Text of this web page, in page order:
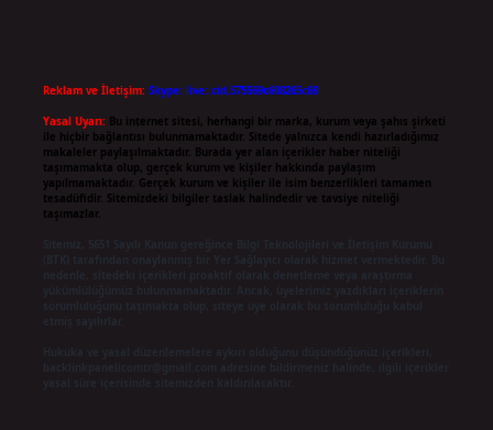
Reklam ve İletişim: Skype: live:.cid.575569c608265c69
Yasal Uyarı: Bu internet sitesi, herhangi bir marka, kurum veya şahıs şirketi
ile hiçbir bağlantısı bulunmamaktadır. Sitede yalnızca kendi hazırladığımız
makaleler paylaşılmaktadır. Burada yer alan içerikler haber niteliği
taşımamakta olup, gerçek kurum ve kişiler hakkında paylaşım
yapılmamaktadır. Gerçek kurum ve kişiler ile isim benzerlikleri tamamen
tesadüfidir. Sitemizdeki bilgiler taslak halindedir ve tavsiye niteliği
taşımazlar.
Sitemiz, 5651 Sayılı Kanun gereğince Bilgi Teknolojileri ve İletişim Kurumu
(BTK) tarafından onaylanmış bir Yer Sağlayıcı olarak hizmet vermektedir. Bu
nedenle, sitedeki içerikleri proaktif olarak denetleme veya araştırma
yükümlülüğümüz bulunmamaktadır. Ancak, üyelerimiz yazdıkları içeriklerin
Hukuka ve yasal düzenlemelere aykırı olduğunu düşündüğünüz içerikleri,